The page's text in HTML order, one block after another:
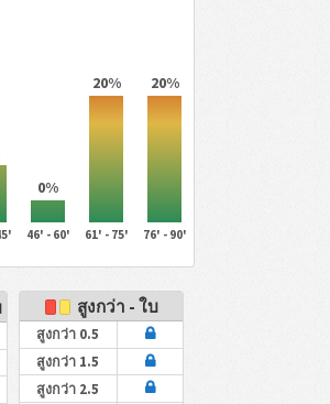
0%
20% 20%
46' - 60' 61' - 75' 76' - 90'
สูงกว่า - ใบ
สูงกว่า 0.5
สูงกว่า 1.5
สูงกว่า 2.5